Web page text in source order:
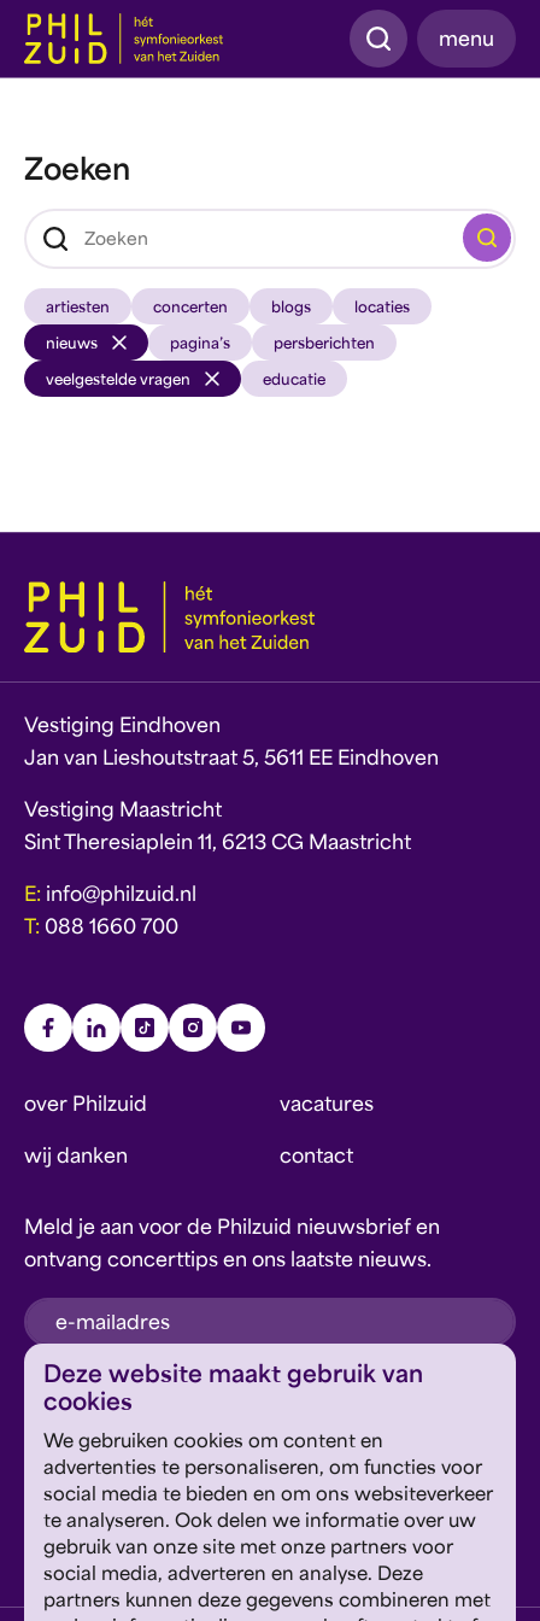
Deze website maakt gebruik van
cookies
We gebruiken cookies om content en
advertenties te personaliseren, om functies voor
social media te bieden en om ons websiteverkeer
te analyseren. Ook delen we informatie over uw
gebruik van onze site met onze partners voor
social media, adverteren en analyse. Deze
partners kunnen deze gegevens combineren met
Zoeken
menu
Zoeken
Zoeken
artiesten concerten blogs locaties
nieuws pagina’s persberichten
veelgestelde vragen educatie
Vestiging Eindhoven
Jan van Lieshoutstraat 5, 5611 EE Eindhoven
Vestiging Maastricht
Sint Theresiaplein 11, 6213 CG Maastricht
E: info@philzuid.nl
T: 088 1660 700
over Philzuid vacatures
wij danken contact
Meld je aan voor de Philzuid nieuwsbrief en
ontvang concerttips en ons laatste nieuws.
inschrijven
Google's Privacyverklaring en Servicevoorwaarden
van toepassing.
Geef om Philzuid en steun ons!
steun ons